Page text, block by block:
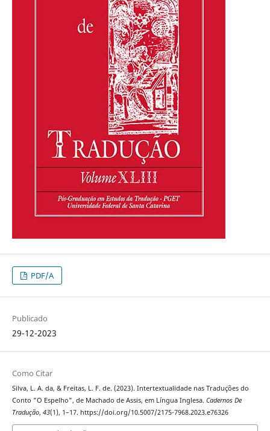
PDF/A
Publicado
29-12-2023
Como Citar
Silva, L. A. da, & Freitas, L. F. de. (2023). Intertextualidade nas Traduções do
Conto "O Espelho", de Machado de Assis, em Língua Inglesa. Cadernos De
Tradução, 43(1), 1–17. https://doi.org/10.5007/2175-7968.2023.e76326